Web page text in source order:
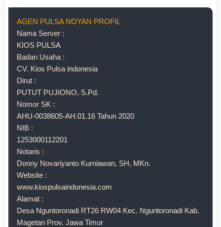
AGEN PULSA NOYAN PROFIL
Nama Server :
KIOS PULSA
Badan Usaha :
CV. Kios Pulsa indonesia
Dirut :
PUTUT PUJIONO, S.Pd.
Nomor SK :
AHU-0038605-AH.01.16 Tahun 2020
NIB :
1253000112201
Notaris :
Donny Novariyanto Kurniawan, SH, MKn.
Website :
www.kiospulsaindonesia.com
Alamat :
Desa Nguntoronadi RT26 RW04 Kec. Nguntoronadi Kab.
Magetan Prov. Jawa Timur